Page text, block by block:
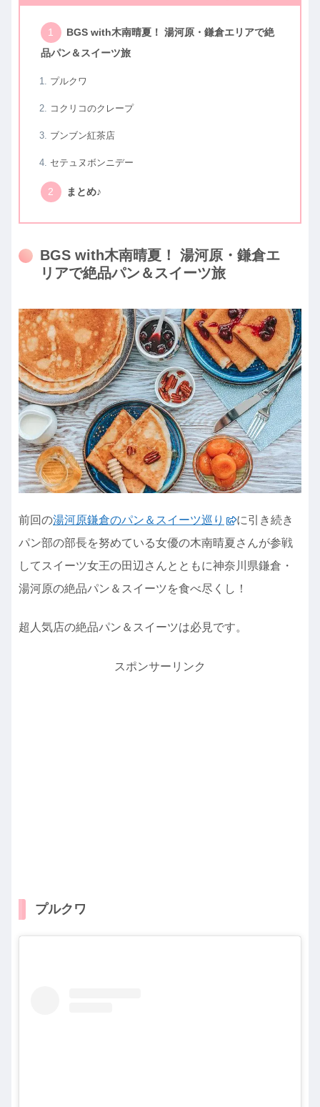
BGS with木南晴夏！ 湯河原・鎌倉エリアで絶
品パン＆スイーツ旅
プルクワ
コクリコのクレープ
ブンブン紅茶店
セテュヌボンニデー
まとめ♪
BGS with木南晴夏！ 湯河原・鎌倉エ
リアで絶品パン＆スイーツ旅
前回の湯河原鎌倉のパン＆スイーツ巡り
に引き続き
パン部の部長を努めている女優の木南晴夏さんが参戦
してスイーツ女王の田辺さんとともに神奈川県鎌倉・
湯河原の絶品パン＆スイーツを食べ尽くし！
超人気店の絶品パン＆スイーツは必見です。
スポンサーリンク
プルクワ